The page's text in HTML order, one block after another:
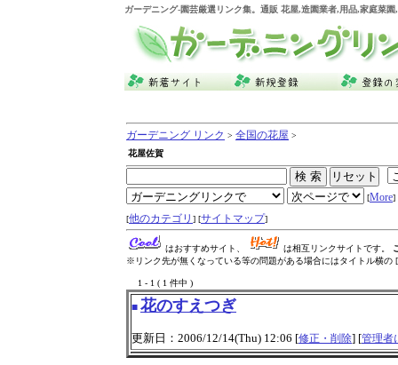
ガーデニング-園芸厳選リンク集。通販 花屋,造園業者,用品,家庭菜
ガーデニング リンク > 全国の花屋 >
花屋佐賀
[More]
[他のカテゴリ ] [サイトマップ]
はおすすめサイト、 は相互リンクサイトです。
※リンク先が無くなっている等の問題がある場合にはタイトル横の [
1 - 1 ( 1 件中 )
■ 花のすえつぎ
更新日：2006/12/14(Thu) 12:06 [修正・削除] [管理者